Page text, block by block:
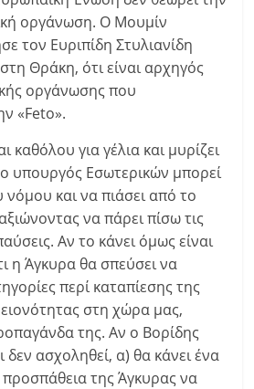
οργάνωση. Ο Μουμίν
τον Ευριπίδη Στυλιανίδη
Θράκη, ότι είναι αρχηγός
οργάνωσης που
«Feto».
καθόλου για γέλια και μυρίζει
υπουργός Εσωτερικών μπορεί
νόμου και να πιάσει από το
να πάρει πίσω τις
Αν το κάνει όμως είναι
η Άγκυρα θα σπεύσει να
περί καταπίεσης της
στη χώρα μας,
της. Αν ο Βορίδης
δεν ασχοληθεί, α) θα κάνει ένα
της Άγκυρας να